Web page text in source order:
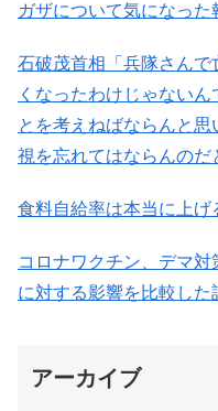
ガザについて気になった
石破茂首相「兵隊さん
くなったわけじゃない
とを考えねばならんと
視を忘れてはならんのだ
食料自給率は本当に上げ
コロナワクチン、デマ
に対する影響を比較した
アーカイブ